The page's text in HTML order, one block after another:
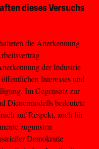
dieses Versuchs
die Anerkennung
der Industrie
Interesses und
Im Gegensatz zur
Dienermodells bedeutete
auf Respekt, auch für
zugunsten
Demokratie